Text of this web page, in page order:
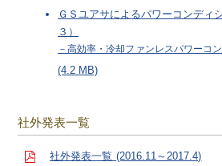
ＧＳユアサによるパワーコンディ
３）
－高効率・冷却ファンレスパワーコ
(4.2 MB)
社外発表一覧
社外発表一覧 (2016.11～2017.4)